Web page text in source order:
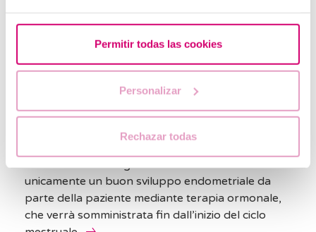
Permitir todas las cookies
Personalizar
Rechazar todas
Donazione di embrioni
trattamento di procreazione medicalmente
assistita in cui la paziente riceve embrioni donati
da coppie che non desiderano avere altri figli.
Il trasferimento degli embrioni donati richiede
unicamente un buon sviluppo endometriale da
parte della paziente mediante terapia ormonale,
che verrà somministrata fin dall’inizio del ciclo